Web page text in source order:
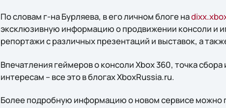
По словам г-на Бурляева, в его личном блоге на
эксклюзивную информацию о продвижении консоли и
репортажи с различных презентаций и выставок, а
Впечатления геймеров о консоли Xbox 360, точка
интересам – все это в блогах XboxRussia.ru.
Более подробную информацию о новом сервисе можно